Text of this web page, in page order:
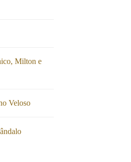
Milton e
Veloso